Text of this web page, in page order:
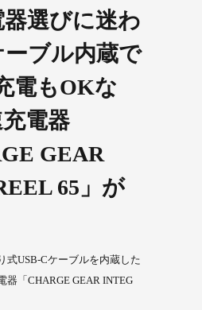
器選びに迷わ
ブル内蔵で
電もOKな
電器
GEAR
65」が
式USB-Cケーブルを内蔵した
器「CHARGE GEAR INTEG